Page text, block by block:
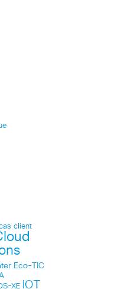
client
Eco-TIC
XE IOT